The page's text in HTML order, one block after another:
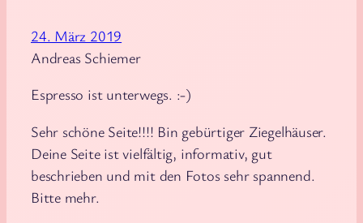
24. März 2019
Andreas Schiemer
Espresso ist unterwegs. :-)
Sehr schöne Seite!!!! Bin gebürtiger Ziegelhäuser.
Deine Seite ist vielfältig, informativ, gut
beschrieben und mit den Fotos sehr spannend.
Bitte mehr.